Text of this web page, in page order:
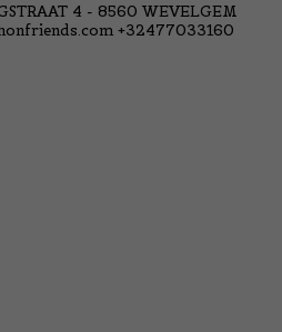
4 - 8560 WEVELGEM
+32477033160